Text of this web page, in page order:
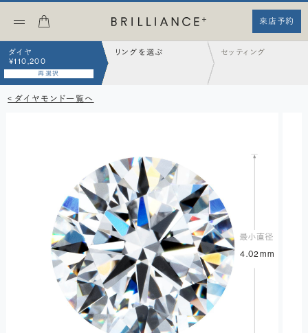
来店予約
ダイヤ
¥110,200
再選択
リングを選ぶ セッティング
< ダイヤモンド一覧へ
4.02mm